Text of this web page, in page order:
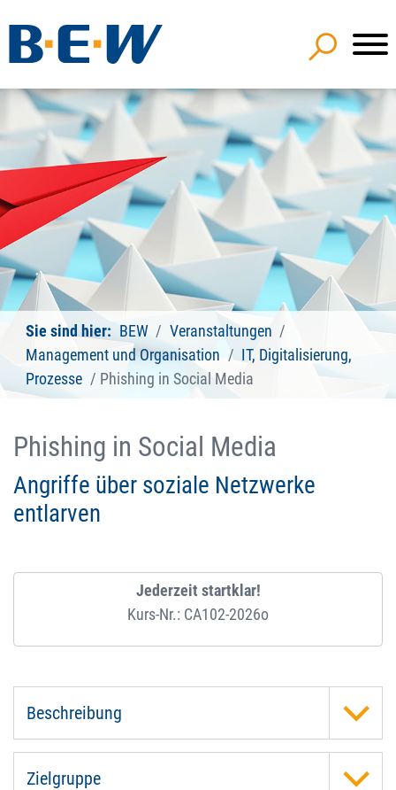
Sie sind hier: BEW
Veranstaltungen
Management und Organisation
IT, Digitalisierung,
Prozesse
Phishing in Social Media
Phishing in Social Media
Angriffe über soziale Netzwerke
entlarven
Jederzeit startklar!
Kurs-Nr.: CA102-2026o
Beschreibung
Zielgruppe